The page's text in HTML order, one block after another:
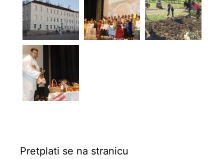
Pretplati se na stranicu